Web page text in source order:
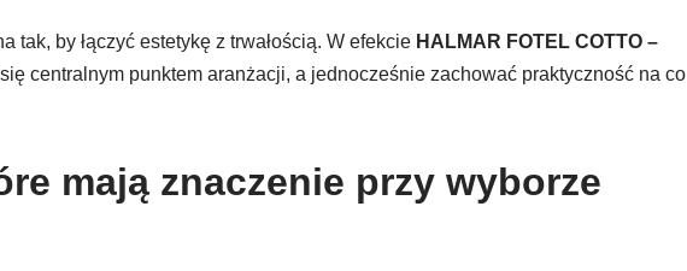
tak, by łączyć estetykę z trwałością. W efekcie HALMAR FOTEL COTTO –
centralnym punktem aranżacji, a jednocześnie zachować praktyczność na co
mają znaczenie przy wyborze